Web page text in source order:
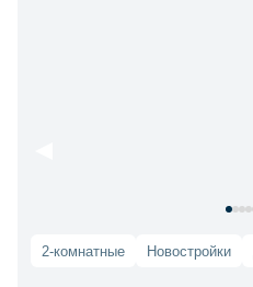
2-комнатные Новостройки